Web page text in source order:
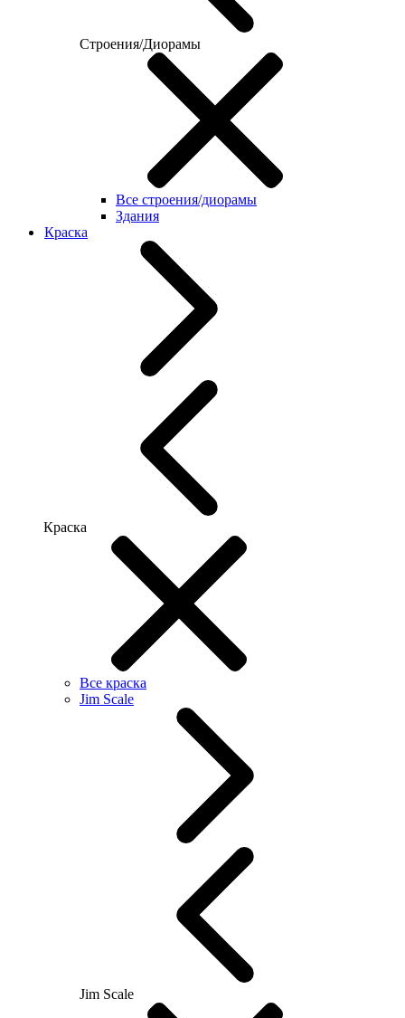
Строения/Диорамы
Все строения/диорамы
Здания
Краска
Краска
Все краска
Jim Scale
Jim Scale